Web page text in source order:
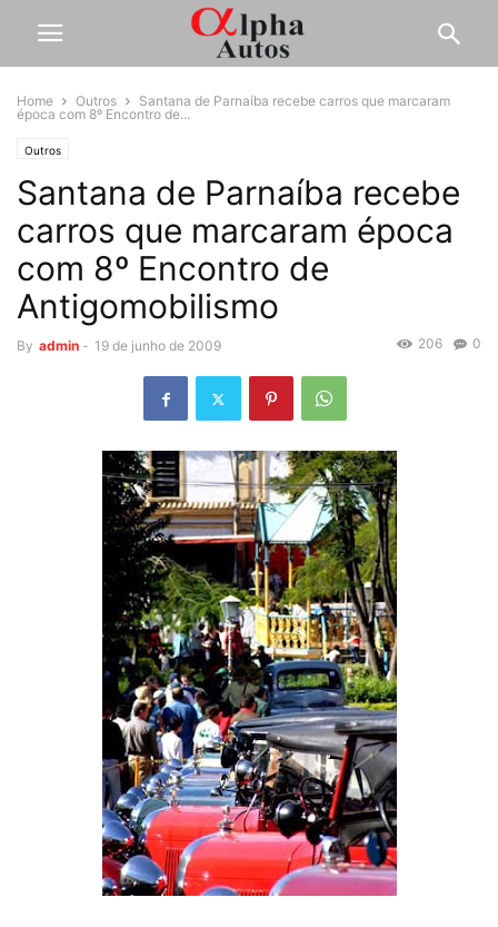
Home Outros
Santana de Parnaíba recebe carros que marcaram
época com 8º Encontro de...
Outros
Santana de Parnaíba recebe
carros que marcaram época
com 8º Encontro de
Antigomobilismo
By admin - 19 de junho de 2009 0
206